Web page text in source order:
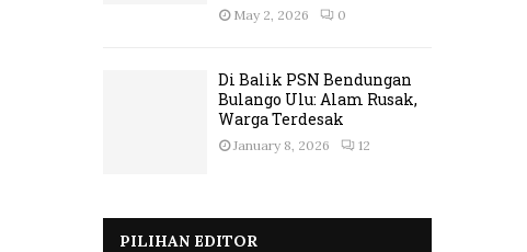
May 2, 2026 0
Di Balik PSN Bendungan
Bulango Ulu: Alam Rusak,
Warga Terdesak
January 8, 2026 12
PILIHAN EDITOR